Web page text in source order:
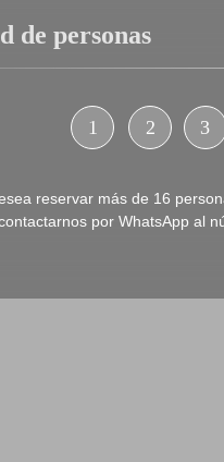
de personas
1 2 3
reservar más de 16
por WhatsApp al